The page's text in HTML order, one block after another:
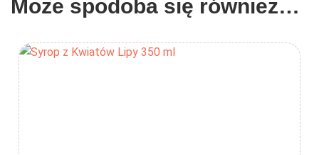
Może spodoba się również…